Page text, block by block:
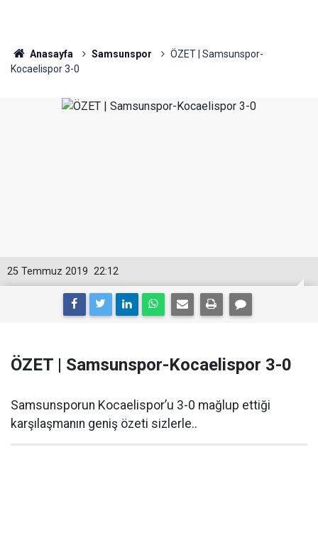
Anasayfa Samsunspor
ÖZET | Samsunspor-
Kocaelispor 3-0
22:12
25 Temmuz 2019
ÖZET | Samsunspor-Kocaelispor 3-0
Samsunsporun Kocaelispor’u 3-0 mağlup ettiği
karşılaşmanın geniş özeti sizlerle..